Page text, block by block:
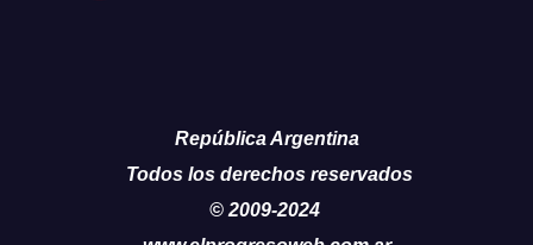
República Argentina
Todos los derechos reservados
© 2009-2024